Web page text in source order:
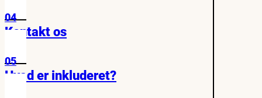
04
Kontakt os
05
Hvad er inkluderet?